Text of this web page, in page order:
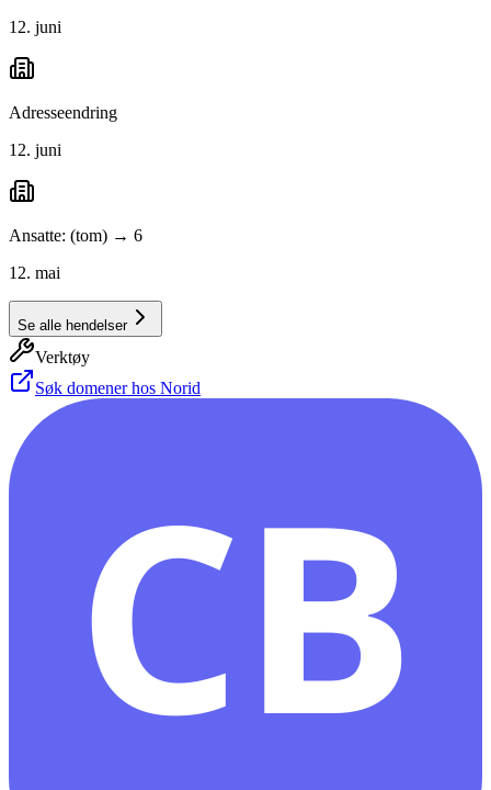
12. juni
Adresseendring
12. juni
Ansatte: (tom) → 6
12. mai
Se alle hendelser
Verktøy
Søk domener hos Norid
CB